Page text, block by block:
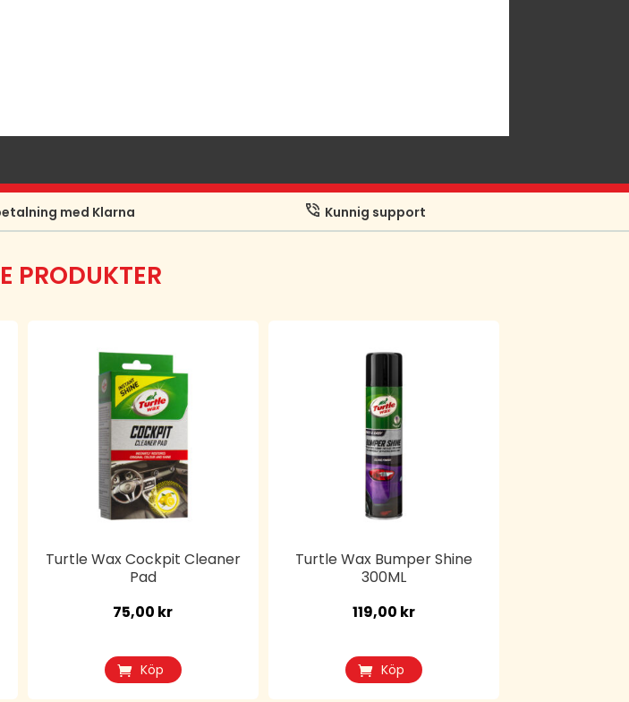
med Klarna Kunnig support
PRODUKTER
Turtle Wax Cockpit Cleaner
Pad
75,00 kr
Köp
Turtle Wax Bumper Shine
300ML
119,00 kr
Köp